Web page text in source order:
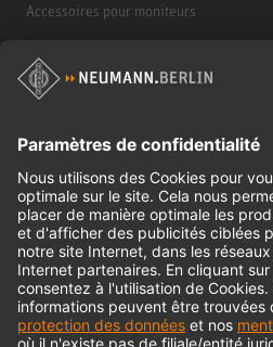
Accessoires pour moniteurs
Produits historiques